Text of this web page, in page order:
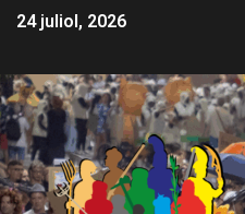
24 juliol, 2026